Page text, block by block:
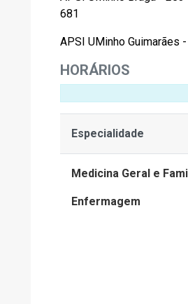
681
APSI UMinho Guimarães
HORÁRIOS
Especialidade
Medicina Geral e
Enfermagem